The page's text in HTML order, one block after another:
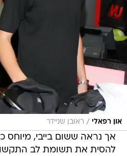
און רפאלי / ראובן שניידר
אך נראה ששום בייבי, מיוחס
להסית את תשומת לב